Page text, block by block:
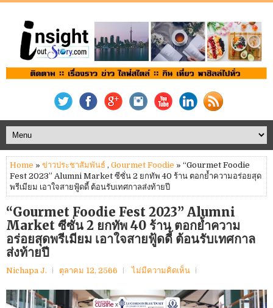
Home » ข่าวประชาสัมพันธ์ , Gourmet Foodie » “Gourmet Foodie
Fest 2023” Alumni Market ซีซั่น 2 ยกทัพ 40 ร้าน ตอกย้ำความอร่อยสุด
พรีเมียม เอาใจสายฟู้ดดี้ ต้อนรับเทศกาลส่งท้ายปี
“Gourmet Foodie Fest 2023” Alumni
Market ซีซั่น 2 ยกทัพ 40 ร้าน ตอกย้ำความ
อร่อยสุดพรีเมียม เอาใจสายฟู้ดดี้ ต้อนรับเทศกาล
ส่งท้ายปี
Nichapa J. ตุลาคม 12, 2566 ไม่มีความคิดเห็น